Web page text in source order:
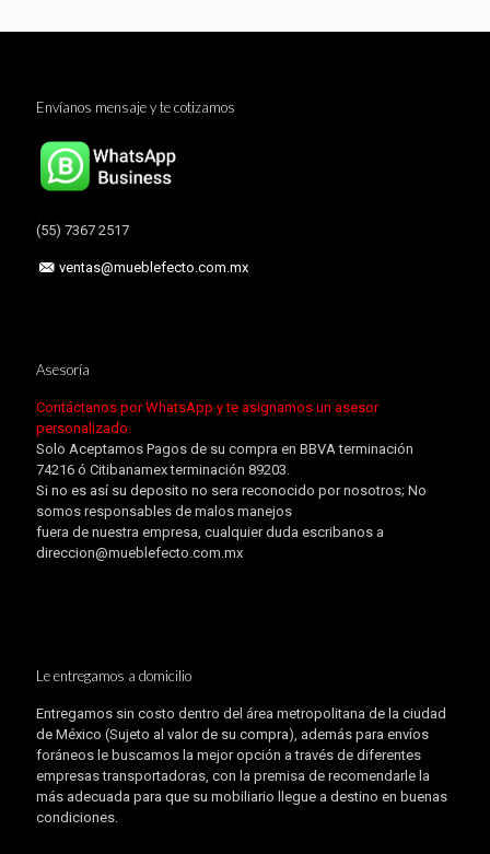
Envíanos mensaje y te cotizamos
(55) 7367 2517
ventas@mueblefecto.com.mx
Asesoría
Contáctanos por WhatsApp y te asignamos un asesor
personalizado.
Solo Aceptamos Pagos de su compra en BBVA terminación
74216 ó Citibanamex terminación 89203.
Si no es así su deposito no sera reconocido por nosotros; No
somos responsables de malos manejos
fuera de nuestra empresa, cualquier duda escribanos a
direccion@mueblefecto.com.mx
Le entregamos a domicilio
Entregamos sin costo dentro del área metropolitana de la ciudad
de México (Sujeto al valor de su compra), además para envíos
foráneos le buscamos la mejor opción a través de diferentes
empresas transportadoras, con la premisa de recomendarle la
más adecuada para que su mobiliario llegue a destino en buenas
condiciones.